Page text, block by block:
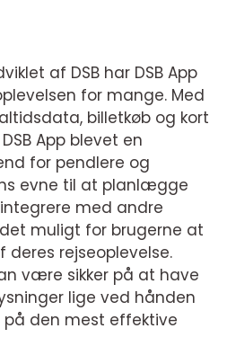
af DSB har DSB App
for mange. Med
billetkøb og kort
App blevet en
for pendlere og
evne til at planlægge
med andre
muligt for brugerne at
rejseoplevelse.
være sikker på at have
lige ved hånden
på den mest effektive